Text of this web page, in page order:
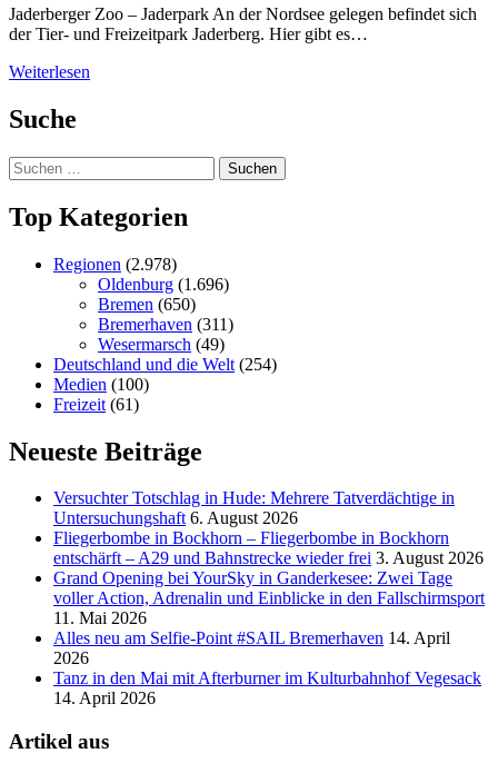
Jaderberger Zoo – Jaderpark An der Nordsee gelegen befindet sich
der Tier- und Freizeitpark Jaderberg. Hier gibt es…
Weiterlesen
Suche
Suchen
nach:
Top Kategorien
Regionen (2.978)
Oldenburg (1.696)
Bremen (650)
Bremerhaven (311)
Wesermarsch (49)
Deutschland und die Welt (254)
Medien (100)
Freizeit (61)
Neueste Beiträge
Versucht­er Totschlag in Hude: Mehrere Tatverdächtige in
Untersuchungshaft 6. August 2026
Fliegerbombe in Bockhorn – Fliegerbombe in Bockhorn
entschärft – A29 und Bahnstrecke wieder frei 3. August 2026
Grand Opening bei YourSky in Ganderkesee: Zwei Tage
voller Action, Adrenalin und Einblicke in den Fallschirmsport
11. Mai 2026
Alles neu am Selfie-Point #SAIL Bremerhaven 14. April
2026
Tanz in den Mai mit Afterburner im Kulturbahnhof Vegesack
14. April 2026
Artikel aus